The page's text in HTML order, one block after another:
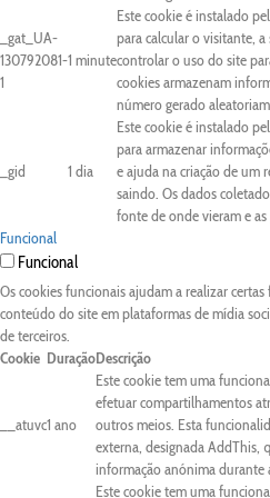
_gat_UA-
130792081-
1
1 minute
Este cookie é instalado
para calcular o visitante,
controlar o uso do site
cookies armazenam
número gerado
_gid 1 dia
Este cookie é instalado
para armazenar
e ajuda na criação de um
saindo. Os dados
fonte de onde vieram e
Funcional
Funcional
Os cookies funcionais ajudam a realizar
conteúdo do site em plataformas de mídia
de terceiros.
Cookie DuraçãoDescrição
__atuvc1 ano
Este cookie tem uma
efetuar compartilhamentos
outros meios. Esta
externa, designada AddThis,
informação anónima durante
Este cookie tem uma